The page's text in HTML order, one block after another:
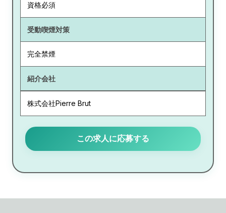
資格必須
受動喫煙対策
完全禁煙
紹介会社
株式会社Pierre Brut
この求人に応募する